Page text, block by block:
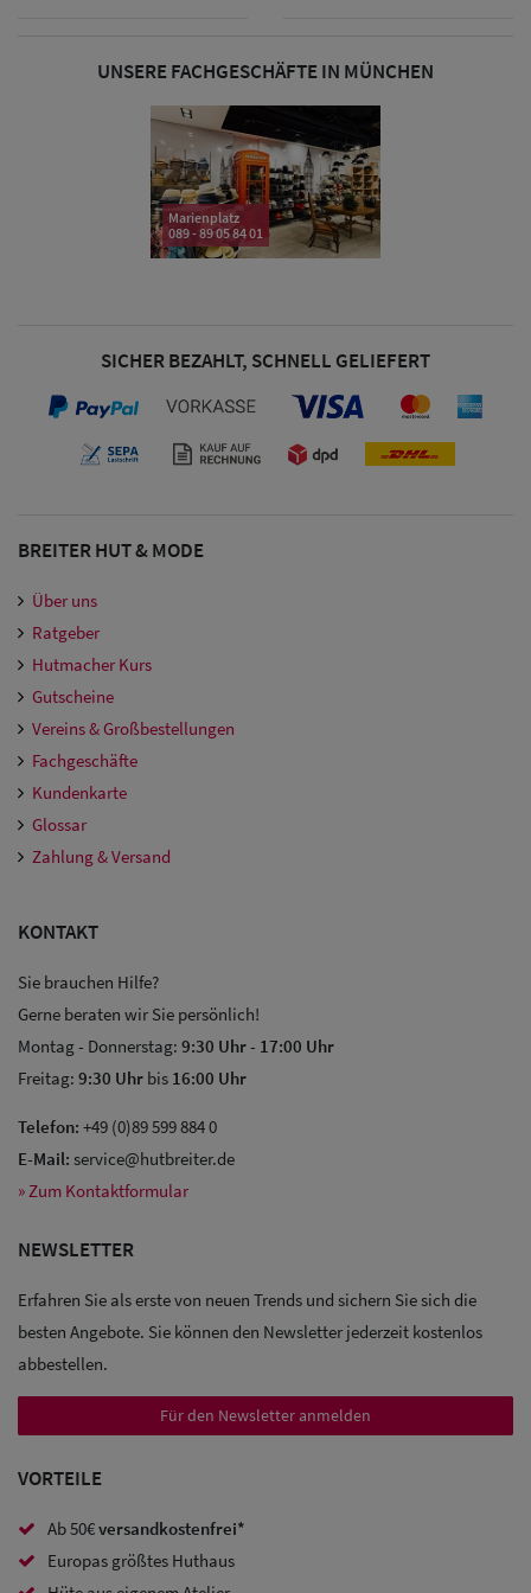
Damen
Snapback Caps
Damen Caps
Großgrößen
Sale: Caps
Caps
Sale: Army
Caps
Caps
Sale: Caps
UNSERE FACHGESCHÄFTE IN MÜNCHEN
Marienplatz
089 - 89 05 84 01
SICHER BEZAHLT, SCHNELL GELIEFERT
BREITER HUT & MODE
Über uns
Ratgeber
Hutmacher Kurs
Gutscheine
Vereins & Großbestellungen
Fachgeschäfte
Kundenkarte
Glossar
Zahlung & Versand
KONTAKT
Sie brauchen Hilfe?
Gerne beraten wir Sie persönlich!
Montag - Donnerstag: 9:30 Uhr- 17:00 Uhr
Freitag: 9:30 Uhr bis 16:00 Uhr
Telefon: +49 (0)89 599 884 0
E-Mail: service@hutbreiter.de
» Zum Kontaktformular
NEWSLETTER
Erfahren Sie als erste von neuen Trends und sichern Sie sich die
besten Angebote. Sie können den Newsletter jederzeit kostenlos
abbestellen.
Für den Newsletter anmelden
VORTEILE
Ab 50€versandkostenfrei*
Europas größtes Huthaus